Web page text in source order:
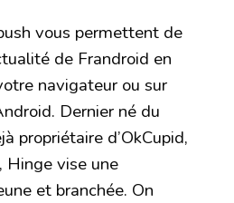
vous permettent de
de Frandroid en
navigateur ou sur
Dernier né du
propriétaire d’OkCupid,
Hinge vise une
et branchée. On